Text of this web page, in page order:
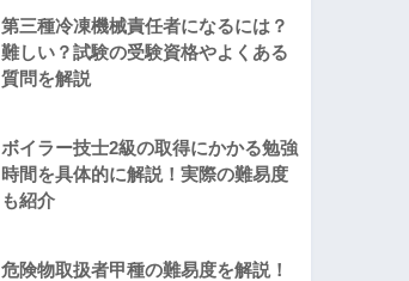
第三種冷凍機械責任者になるには？
難しい？試験の受験資格やよくある
質問を解説
ボイラー技士2級の取得にかかる勉強
時間を具体的に解説！実際の難易度
も紹介
危険物取扱者甲種の難易度を解説！